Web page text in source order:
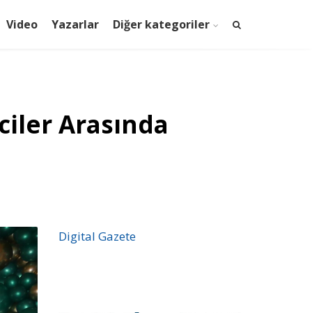
Video Yazarlar Diğer kategoriler
Arasında
Digital Gazete